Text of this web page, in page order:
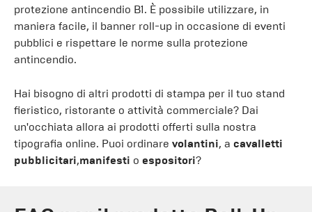
protezione antincendio B1. È possibile utilizzare, in
maniera facile, il banner roll-up in occasione di eventi
pubblici e rispettare le norme sulla protezione
antincendio.
Hai bisogno di altri prodotti di stampa per il tuo stand
fieristico, ristorante o attività commerciale? Dai
un'occhiata allora ai prodotti offerti sulla nostra
tipografia online. Puoi ordinare volantini, a cavalletti
pubblicitari,manifesti o espositori?